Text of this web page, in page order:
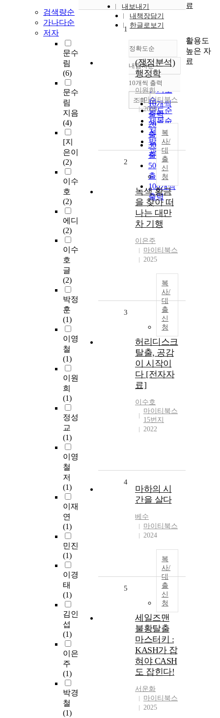
검색량순
가나다순
저자
문수
림
(6)
문수
림
지음
(4)
[지
은이
(2)
이수
호
(2)
에디
(2)
이수
호
글
(2)
박정
훈
(1)
이영
철
(1)
이원
희
(1)
정성
교
(1)
이영
철
저
(1)
이재
연
(1)
민진
(1)
이경
태
(1)
김인
섭
(1)
이은
주
(1)
박경
철
(1)
내보내기
내책장담기
한글로보기
정확도순
정확도
순
인기도
순
연도순
제목순
저자순
발행기
관순
내림차순
내림차순
10개씩 출력
10개씩
출력
20개씩
출력
30개씩
출력
50개씩
출력
100개씩
출력
조회
1
(쟁점분석)
행정학
이원희
마이티북스
2009
복
사/
대
출
신
청
2
녹색 황금
을 찾아 떠
나는 대만
차 기행
이은주
마이티북스
2025
복
사/
대
출
신
청
3
허리디스크
탈출, 공감
이 시작이
다 [전자자
료]
이수호
마이티북스
15번지
2022
4
마하의 시
간을 살다
베수
마이티북스
2024
복
사/
대
출
신
청
5
세일즈맨
불황탈출
마스터키 :
KASH가 잡
혀야 CASH
도 잡힌다!
서운화
마이티북스
2025
료
활용도
높은 자
료